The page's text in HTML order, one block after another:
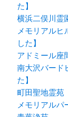
た】
横浜二俣川霊
メモリアル
した】
アドミール座
南大沢バー
た】
町田聖地霊苑
メモリアルパ